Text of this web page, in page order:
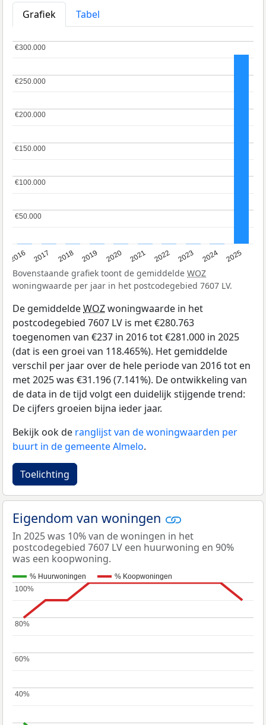
Grafiek
Tabel
2016 2017 2018 2019 2020 2021 2022 2023 2024 2025
€50.000
€50.000
€100.000
€100.000
€150.000
€150.000
€200.000
€200.000
€250.000
€250.000
€300.000
€300.000
Bovenstaande grafiek toont de gemiddelde WOZ
woningwaarde per jaar in het postcodegebied 7607 LV.
De gemiddeldeWOZwoningwaarde in het
postcodegebied 7607 LV is met €280.763
toegenomen van €237 in 2016 tot €281.000 in 2025
(dat is een groei van 118.465%). Het gemiddelde
verschil per jaar over de hele periode van 2016 tot en
met 2025 was €31.196 (7.141%). De ontwikkeling van
de data in de tijd volgt een duidelijk stijgende trend:
De cijfers groeien bijna ieder jaar.
Bekijk ook de ranglijst van de woningwaarden per
buurt in de gemeente Almelo.
Toelichting
Eigendom van woningen
In 2025 was 10% van de woningen in het
postcodegebied 7607 LV een huurwoning en 90%
was een koopwoning.
% Huurwoningen % Koopwoningen
40%
40%
60%
60%
80%
80%
100%
100%